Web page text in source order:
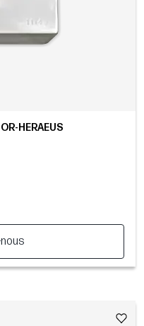
HERAEUS